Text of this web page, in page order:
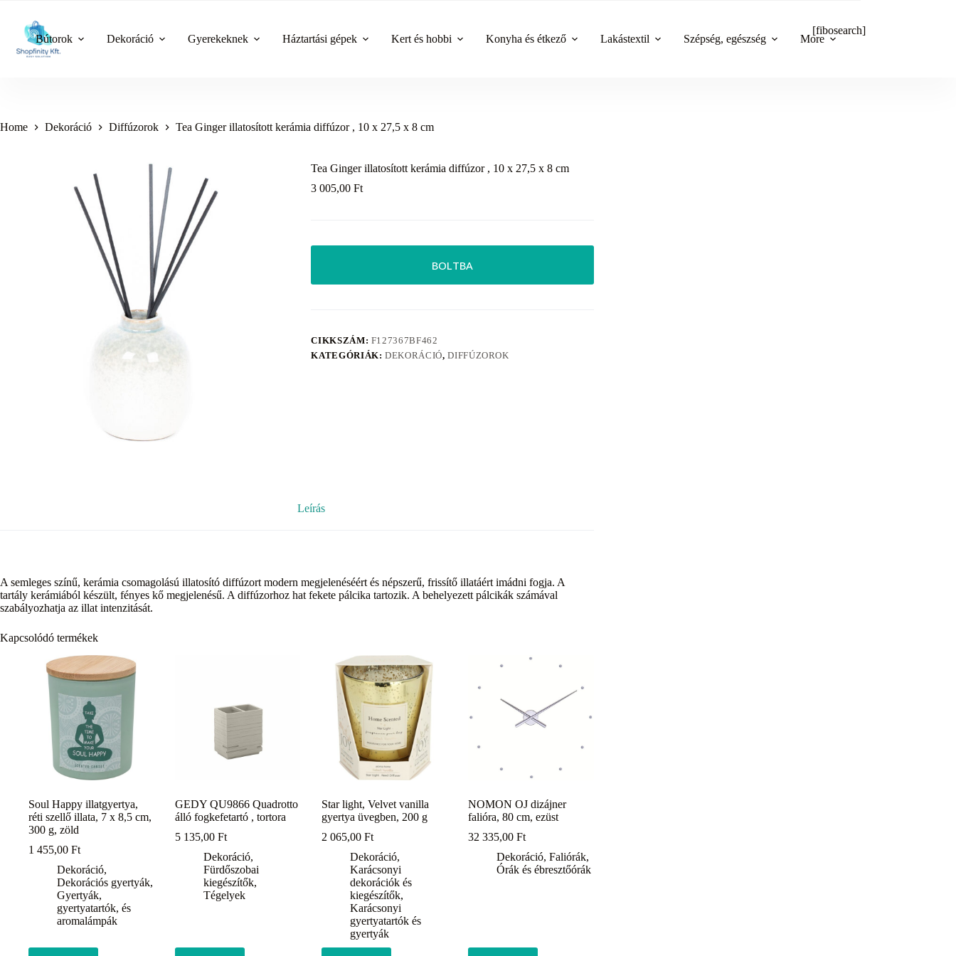
content
Bútorok Dekoráció Gyerekeknek Háztartási gépek Kert és hobbi Konyha és étkező Lakástextil Szépség, egészség More
[fibosearch]
Home Dekoráció Diffúzorok Tea Ginger illatosított kerámia diffúzor , 10 x 27,5 x 8 cm
Tea Ginger illatosított kerámia diffúzor , 10 x 27,5 x 8 cm
3 005,00Ft
BOLTBA
CIKKSZÁM: F127367BF462
KATEGÓRIÁK:DEKORÁCIÓ,DIFFÚZOROK
Leírás
A semleges színű, kerámia csomagolású illatosító diffúzort modern megjelenéséért és népszerű, frissítő illatáért imádni fogja. A
tartály kerámiából készült, fényes kő megjelenésű. A diffúzorhoz hat fekete pálcika tartozik. A behelyezett pálcikák számával
szabályozhatja az illat intenzitását.
Kapcsolódó termékek
Soul Happy illatgyertya,
réti szellő illata, 7 x 8,5 cm,
300 g, zöld
1 455,00 Ft
Dekoráció,
Dekorációs gyertyák,
Gyertyák,
gyertyatartók, és
aromalámpák
GEDY QU9866 Quadrotto
álló fogkefetartó , tortora
5 135,00Ft
Dekoráció,
Fürdőszobai
kiegészítők,
Tégelyek
Star light, Velvet vanilla
gyertya üvegben, 200 g
2 065,00Ft
Dekoráció,
Karácsonyi
dekorációk és
kiegészítők,
Karácsonyi
gyertyatartók és
gyertyák
NOMON OJ dizájner
falióra, 80 cm, ezüst
32 335,00Ft
Dekoráció,Faliórák,
Órák és ébresztőórák